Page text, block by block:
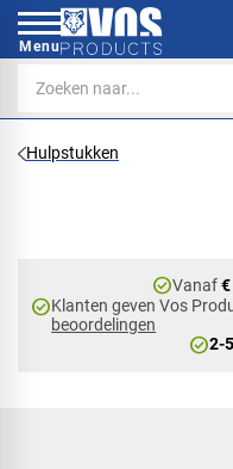
Menu
Hulpstukken
check_circleVanaf€
check_circleKlanten geven Vos
beoordelingen
check_circle2-5